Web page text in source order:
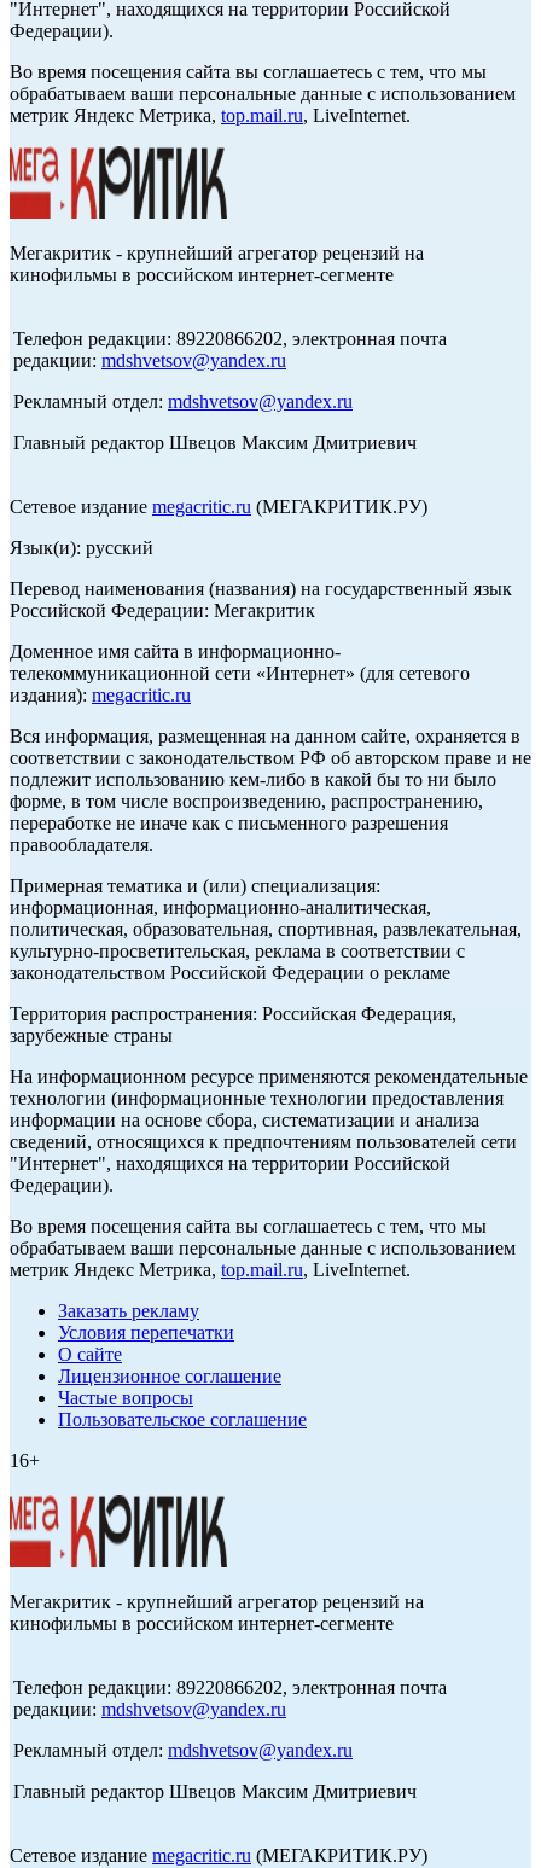
"Интернет", находящихся на территории Российской
Федерации).
Во время посещения сайта вы соглашаетесь с тем, что мы
обрабатываем ваши персональные данные с использованием
метрик Яндекс Метрика, top.mail.ru, LiveInternet.
Мегакритик - крупнейший агрегатор рецензий на
кинофильмы в российском интернет-сегменте
Телефон редакции: 89220866202, электронная почта
редакции: mdshvetsov@yandex.ru
Рекламный отдел: mdshvetsov@yandex.ru
Главный редактор Швецов Максим Дмитриевич
Сетевое издание megacritic.ru (МЕГАКРИТИК.РУ)
Язык(и): русский
Перевод наименования (названия) на государственный язык
Российской Федерации: Мегакритик
Доменное имя сайта в информационно-
телекоммуникационной сети «Интернет» (для сетевого
издания): megacritic.ru
Вся информация, размещенная на данном сайте, охраняется в
соответствии с законодательством РФ об авторском праве и не
подлежит использованию кем-либо в какой бы то ни было
форме, в том числе воспроизведению, распространению,
переработке не иначе как с письменного разрешения
правообладателя.
Примерная тематика и (или) специализация:
информационная, информационно-аналитическая,
политическая, образовательная, спортивная, развлекательная,
культурно-просветительская, реклама в соответствии с
законодательством Российской Федерации о рекламе
Территория распространения: Российская Федерация,
зарубежные страны
На информационном ресурсе применяются рекомендательные
технологии (информационные технологии предоставления
информации на основе сбора, систематизации и анализа
сведений, относящихся к предпочтениям пользователей сети
"Интернет", находящихся на территории Российской
Федерации).
Во время посещения сайта вы соглашаетесь с тем, что мы
обрабатываем ваши персональные данные с использованием
метрик Яндекс Метрика, top.mail.ru, LiveInternet.
Заказать рекламу
Условия перепечатки
О сайте
Лицензионное соглашение
Частые вопросы
Пользовательское соглашение
16+
Мегакритик - крупнейший агрегатор рецензий на
кинофильмы в российском интернет-сегменте
Телефон редакции: 89220866202, электронная почта
редакции: mdshvetsov@yandex.ru
Рекламный отдел: mdshvetsov@yandex.ru
Главный редактор Швецов Максим Дмитриевич
Сетевое издание megacritic.ru (МЕГАКРИТИК.РУ)